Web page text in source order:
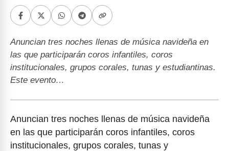
Anuncian tres noches llenas de música navideña en
las que participarán coros infantiles, coros
institucionales, grupos corales, tunas y estudiantinas.
Este evento…
Anuncian tres noches llenas de música navideña
en las que participarán coros infantiles, coros
institucionales, grupos corales, tunas y